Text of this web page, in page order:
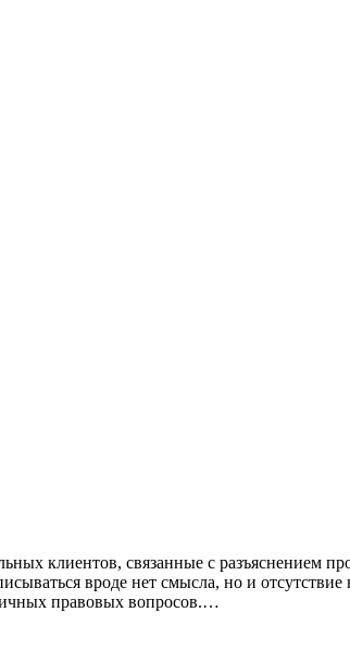
клиентов, связанные с разъяснением
вроде нет смысла, но и отсутствие
правовых вопросов.…